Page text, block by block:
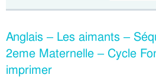
Anglais – Les aimants –
2eme Maternelle – Cycle
imprimer